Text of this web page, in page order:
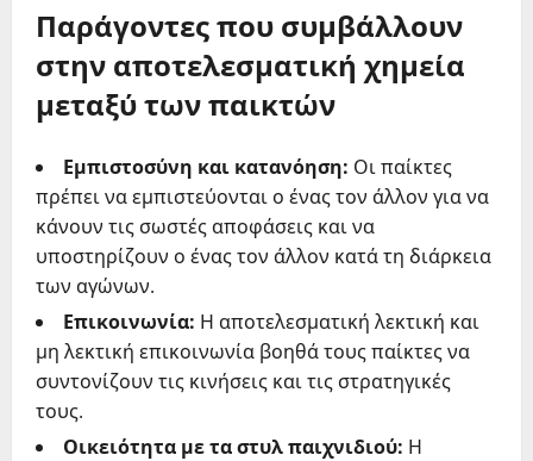
Παράγοντες που συμβάλλουν
στην αποτελεσματική χημεία
μεταξύ των παικτών
Εμπιστοσύνη και κατανόηση: Οι παίκτες
πρέπει να εμπιστεύονται ο ένας τον άλλον για να
κάνουν τις σωστές αποφάσεις και να
υποστηρίζουν ο ένας τον άλλον κατά τη διάρκεια
των αγώνων.
Επικοινωνία: Η αποτελεσματική λεκτική και
μη λεκτική επικοινωνία βοηθά τους παίκτες να
συντονίζουν τις κινήσεις και τις στρατηγικές
τους.
Οικειότητα με τα στυλ παιχνιδιού: Η